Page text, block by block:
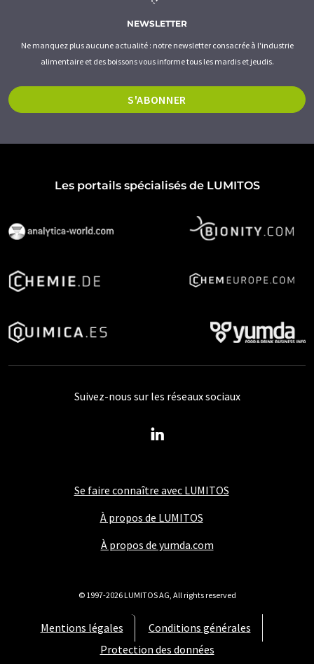
NEWSLETTER
Ne manquez plus aucune actualité : notre newsletter consacrée à l'industrie
alimentaire et des boissons vous informe tous les mardis et jeudis.
S'ABONNER
Les portails spécialisés de LUMITOS
Se faire connaître avec LUMITOS
À propos de LUMITOS
À propos de yumda.com
Mentions légales
Conditions générales
Protection des données
Suivez-nous sur les réseaux sociaux
© 1997-2026 LUMITOS AG, All rights reserved